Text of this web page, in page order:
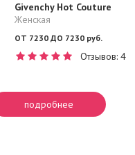
Givenchy Hot Couture
Женская
ОТ 7230 ДО 7230 руб.
Отзывов: 4
подробнее